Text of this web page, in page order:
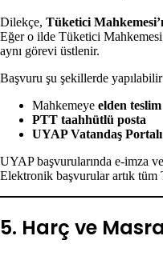
Dilekçe, Tüketici
Eğer o ilde Tüketici
aynı görevi üstlenir.
Başvuru şu şekillerde
Mahkemeye elden teslim
PTT taahhütlü posta
UYAP Vatandaş Portalı
UYAP başvurularında e-imza
Elektronik başvurular artık tüm
5. Harç ve